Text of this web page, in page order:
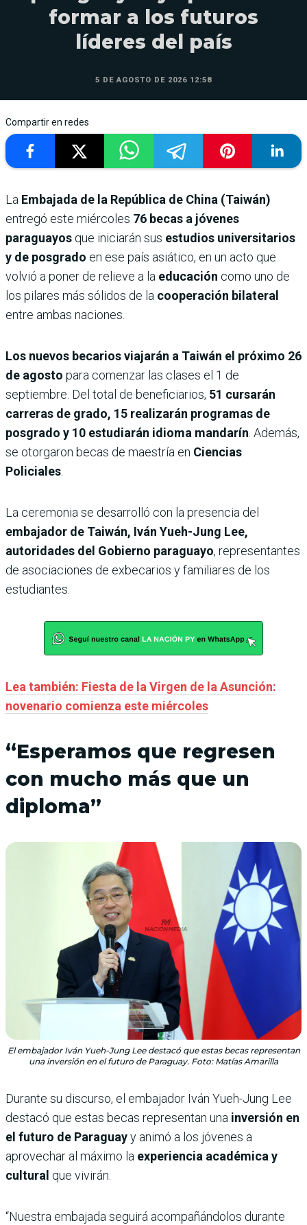
formar a los futuros
líderes del país
5 DE AGOSTO DE 2026 12:58
Compartir en redes
La Embajada de la República de China (Taiwán)
entregó este miércoles 76 becas a jóvenes
paraguayos que iniciarán sus estudios universitarios
y de posgrado en ese país asiático, en un acto que
volvió a poner de relieve a la educación como uno de
los pilares más sólidos de la cooperación bilateral
entre ambas naciones.
Los nuevos becarios viajarán a Taiwán el próximo 26
de agosto para comenzar las clases el 1 de
septiembre. Del total de beneficiarios, 51 cursarán
carreras de grado, 15 realizarán programas de
posgrado y 10 estudiarán idioma mandarín. Además,
se otorgaron becas de maestría en Ciencias
Policiales.
La ceremonia se desarrolló con la presencia del
embajador de Taiwán, Iván Yueh-Jung Lee,
autoridades del Gobierno paraguayo, representantes
de asociaciones de exbecarios y familiares de los
estudiantes.
Lea también: Fiesta de la Virgen de la Asunción:
novenario comienza este miércoles
“Esperamos que regresen
con mucho más que un
diploma”
El embajador Iván Yueh-Jung Lee destacó que estas becas representan
una inversión en el futuro de Paraguay. Foto: Matías Amarilla
Durante su discurso, el embajador Iván Yueh-Jung Lee
destacó que estas becas representan una inversión en
el futuro de Paraguayy animó a los jóvenes a
aprovechar al máximo la experiencia académica y
cultural que vivirán.
“Nuestra embajada seguirá acompañándolos durante